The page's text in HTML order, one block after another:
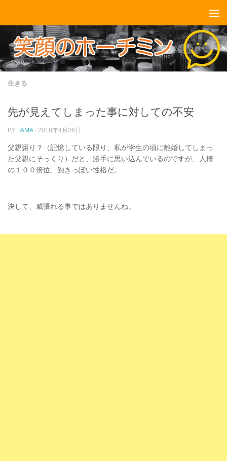
生きる
先が見えてしまった事に対しての不安
BY TAMA · 2018年4月26日
父親譲り？（記憶している限り、私が学生の頃に離婚してしまっ
た父親にそっくり）だと、勝手に思い込んでいるのですが、人様
の１００倍位、飽きっぽい性格だ。
決して、威張れる事ではありませんね。